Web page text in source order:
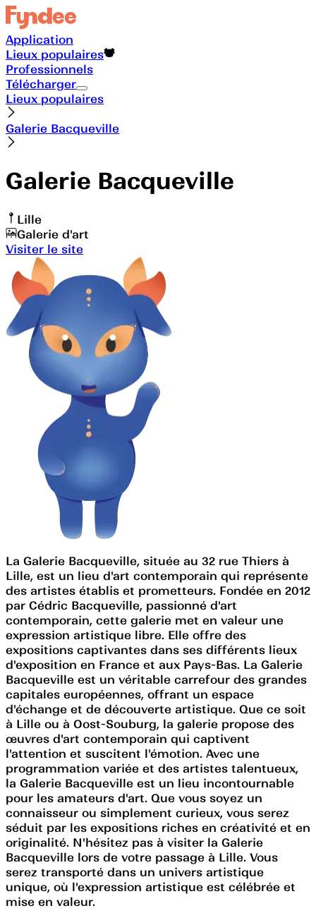
Application
Lieux populaires
Professionnels
Télécharger
Lieux populaires
Galerie Bacqueville
Galerie Bacqueville
Lille
Galerie d'art
Visiter le site
La Galerie Bacqueville, située au 32 rue Thiers à
Lille, est un lieu d'art contemporain qui représente
des artistes établis et prometteurs. Fondée en 2012
par Cédric Bacqueville, passionné d'art
contemporain, cette galerie met en valeur une
expression artistique libre. Elle offre des
expositions captivantes dans ses différents lieux
d'exposition en France et aux Pays-Bas. La Galerie
Bacqueville est un véritable carrefour des grandes
capitales européennes, offrant un espace
d'échange et de découverte artistique. Que ce soit
à Lille ou à Oost-Souburg, la galerie propose des
œuvres d'art contemporain qui captivent
l'attention et suscitent l'émotion. Avec une
programmation variée et des artistes talentueux,
la Galerie Bacqueville est un lieu incontournable
pour les amateurs d'art. Que vous soyez un
connaisseur ou simplement curieux, vous serez
séduit par les expositions riches en créativité et en
originalité. N'hésitez pas à visiter la Galerie
Bacqueville lors de votre passage à Lille. Vous
serez transporté dans un univers artistique
unique, où l'expression artistique est célébrée et
mise en valeur.